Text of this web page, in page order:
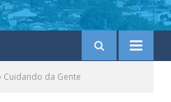
Cuidando da Gente